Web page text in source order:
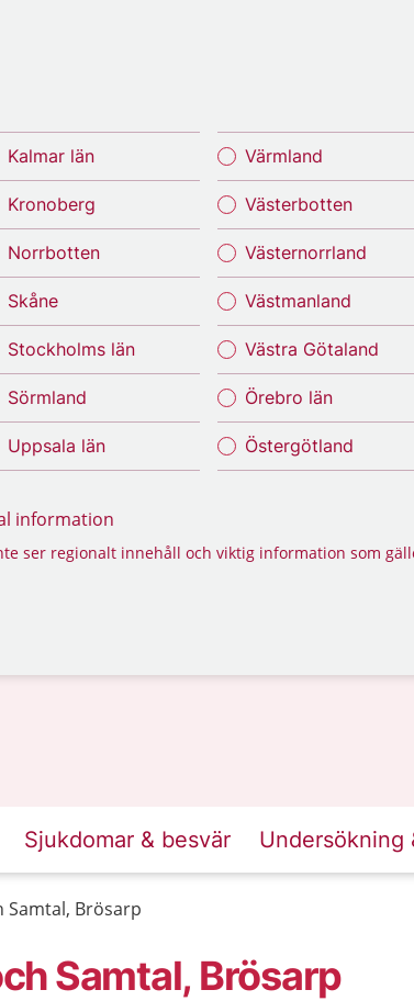
Kalmar län
Kronoberg
Norrbotten
Skåne
Stockholms län
Sörmland
Uppsala län
Värmland
Västerbotten
Västernorrland
Västmanland
Västra Götaland
Örebro län
Östergötland
information
ser regionalt innehåll och viktig information som
Sjukdomar & besvär Undersökning
Samtal, Brösarp
Samtal, Brösarp